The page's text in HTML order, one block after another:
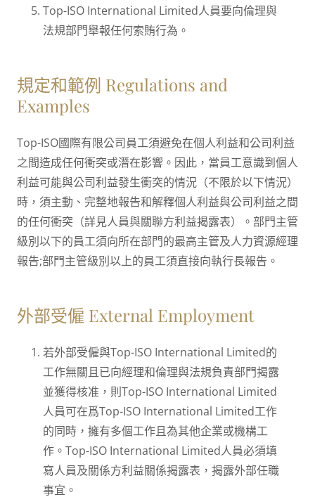
Top-ISO International Limited人員要向倫理與
法規部門舉報任何索賄行為。
規定和範例 Regulations and
Examples
Top-ISO國際有限公司員工須避免在個人利益和公司利益
之間造成任何衝突或潛在影響。因此，當員工意識到個人
利益可能與公司利益發生衝突的情況（不限於以下情況）
時，須主動、完整地報告和解釋個人利益與公司利益之間
的任何衝突（詳見人員與關聯方利益揭露表）。部門主管
級別以下的員工須向所在部門的最高主管及人力資源經理
報告;部門主管級別以上的員工須直接向執行長報告。
外部受僱 External Employment
若外部受僱與Top-ISO International Limited的
工作無關且已向經理和倫理與法規負責部門揭露
並獲得核准，則Top-ISO International Limited
人員可在爲Top-ISO International Limited工作
的同時，擁有多個工作且為其他企業或機構工
作。Top-ISO International Limited人員必須填
寫人員及關係方利益關係揭露表，揭露外部任職
事宜。